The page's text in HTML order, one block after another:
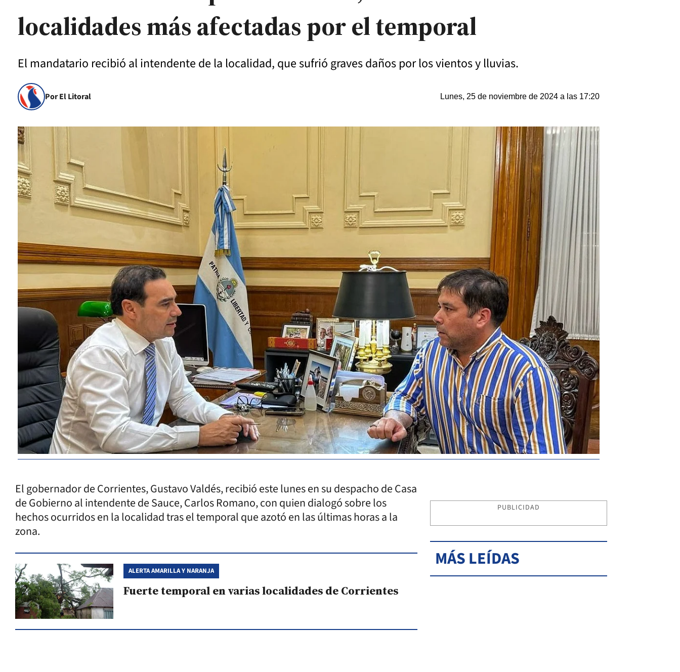
localidades más afectadas por el temporal
El mandatario recibió al intendente de la localidad, que sufrió graves daños por los vientos y lluvias.
Por El Litoral Lunes, 25 de noviembre de 2024 a las 17:20
El gobernador de Corrientes, Gustavo Valdés, recibió este lunes en su despacho de Casa
de Gobierno al intendente de Sauce, Carlos Romano, con quien dialogó sobre los
hechos ocurridos en la localidad tras el temporal que azotó en las últimas horas a la
zona.
ALERTA AMARILLA Y NARANJA
Fuerte temporal en varias localidades de Corrientes
PUBLICIDAD
MÁS LEÍDAS